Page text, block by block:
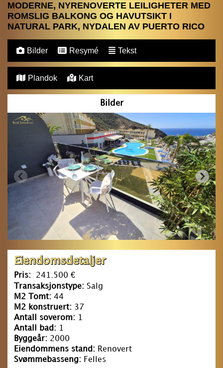
MODERNE, NYRENOVERTE LEILIGHETER MED
ROMSLIG BALKONG OG HAVUTSIKT I
NATURAL PARK, NYDALEN AV PUERTO RICO
Bilder Resymé Tekst
Plandok Kart
Bilder
Eiendomsdetaljer
Pris:
241.500 €
Transaksjonstype: Salg
M2 Tomt: 44
M2 konstruert: 37
Antall soverom: 1
Antall bad: 1
Byggeår: 2000
Eiendommens stand: Renovert
Svømmebasseng: Felles